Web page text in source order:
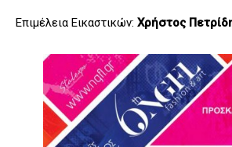
Επιμέλεια Εικαστικών: Χρήστος